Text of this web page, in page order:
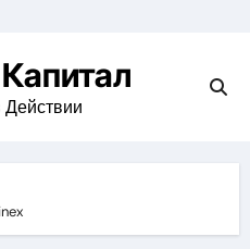
Действии